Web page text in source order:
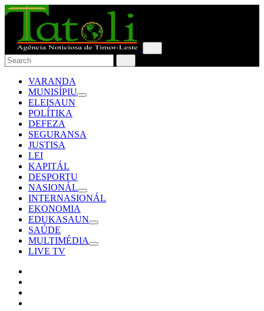
VARANDA
MUNISÍPIU
ELEISAUN
POLÍTIKA
DEFEZA
SEGURANSA
JUSTISA
LEI
KAPITÁL
DESPORTU
NASIONÁL
INTERNASIONÁL
EKONOMIA
EDUKASAUN
SAÚDE
MULTIMÉDIA
LIVE TV